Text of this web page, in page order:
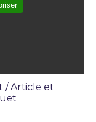
/ Article et